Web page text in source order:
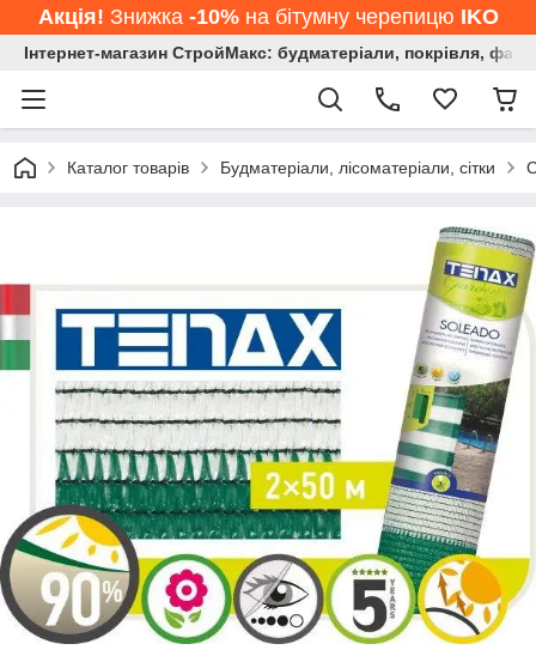
Акція! Знижка -10%на бітумну черепицю IKO
Інтернет-магазин СтройМакс: будматеріали, покрівля,
Каталог товарів Будматеріали, лісоматеріали, сітки